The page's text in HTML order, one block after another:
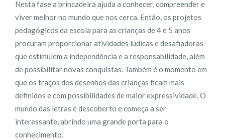
Nesta fase a brincadeira ajuda a conhecer, compreender e
viver melhor no mundo que nos cerca. Então, os projetos
pedagógicos da escola para as crianças de 4 e 5 anos
procuram proporcionar atividades lúdicas e desafiadoras
que estimulem a independência e a responsabilidade, além
de possibilitar novas conquistas. Também é o momento em
que os traços dos desenhos das crianças ficam mais
definidos e com possibilidades de maior expressividade. O
mundo das letras é descoberto e começa a ser
interessante, abrindo uma grande porta para o
conhecimento.